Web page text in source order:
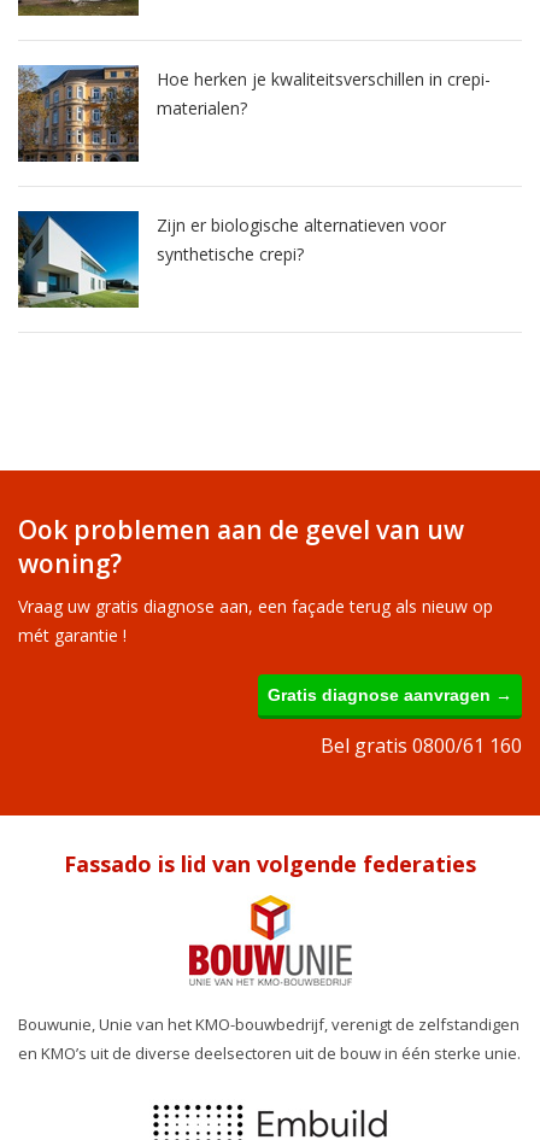
Hoe herken je kwaliteitsverschillen in crepi-
materialen?
Zijn er biologische alternatieven voor
synthetische crepi?
Ook problemen aan de gevel van uw
woning?
Vraag uw gratis diagnose aan, een façade terug als nieuw op
mét garantie !
Gratis diagnose aanvragen →
Bel gratis 0800/61 160
Fassado is lid van volgende federaties
Bouwunie, Unie van het KMO-bouwbedrijf, verenigt de zelfstandigen
en KMO’s uit de diverse deelsectoren uit de bouw in één sterke unie.